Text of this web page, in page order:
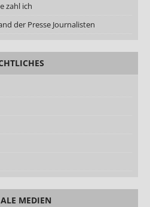
zahl ich
der Presse Journalisten
MEDIEN